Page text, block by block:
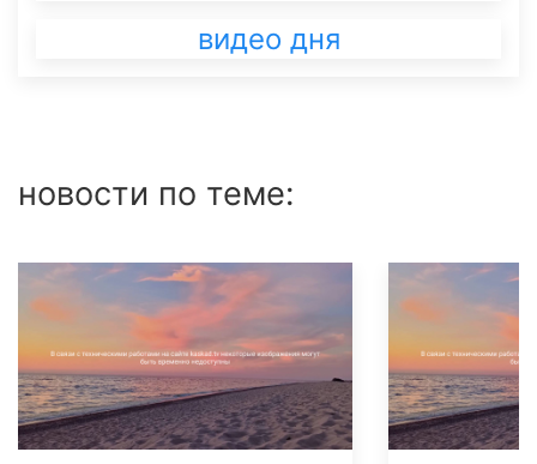
видео дня
новости по теме: